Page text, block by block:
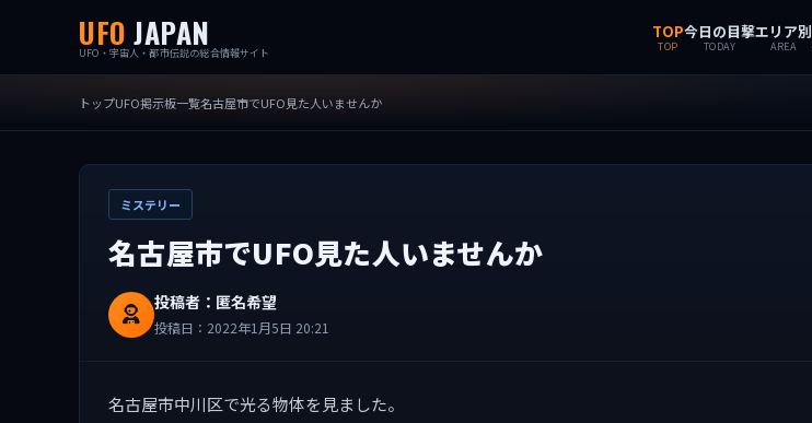
UFO JAPAN
UFO・宇宙人・都市伝説の総合情報サイト
TOP
TOP
今日の目撃
TODAY
エリア別
AREA
トップUFO掲示板一覧名古屋市でUFO見た人いませんか
ミステリー
名古屋市でUFO見た人いませんか
投稿者：匿名希望
投稿日：2022年1月5日 20:21
名古屋市中川区で光る物体を見ました。